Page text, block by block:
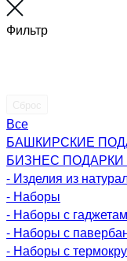
Фильтр
Все
БАШКИРСКИЕ
БИЗНЕС
- Изделия из
- Наборы
- Наборы с
- Наборы с
- Наборы с